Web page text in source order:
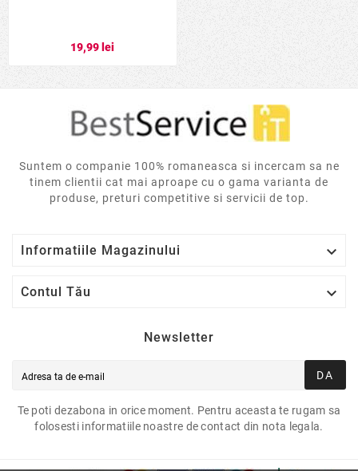
19,99 lei
Suntem o companie 100% romaneasca si incercam sa ne
tinem clientii cat mai aproape cu o gama varianta de
produse, preturi competitive si servicii de top.
Informatiile Magazinului 
Contul Tău 
Newsletter
DA
Te poti dezabona in orice moment. Pentru aceasta te rugam sa
folosesti informatiile noastre de contact din nota legala.